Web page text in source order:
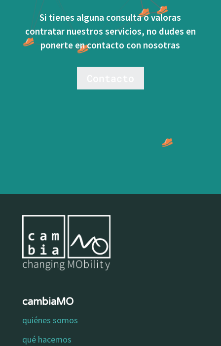
Si tienes alguna consulta o valoras
contratar nuestros servicios, no dudes en
ponerte en contacto con nosotras
cambiaMO
quiénes somos
qué hacemos